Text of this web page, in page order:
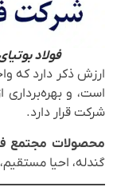
فولاد
ارزش ذکر دارد که
است، و بهره‌برداری
شرکت قرار دارد.
محصولات مجتمع
گندله، احیا